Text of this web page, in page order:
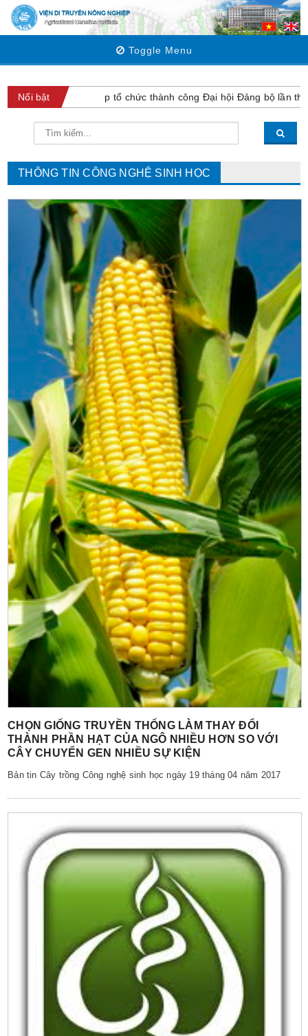
Toggle Menu
Nổi bật
Nông nghiệp tổ chức thành công Đại hội Đảng bộ lần thứ VI
THÔNG TIN CÔNG NGHỆ SINH HỌC
CHỌN GIỐNG TRUYỀN THỐNG LÀM THAY ĐỔI
THÀNH PHẦN HẠT CỦA NGÔ NHIỀU HƠN SO VỚI
CÂY CHUYỂN GEN NHIỀU SỰ KIỆN
Bản tin Cây trồng Công nghệ sinh học ngày 19 tháng 04 năm 2017